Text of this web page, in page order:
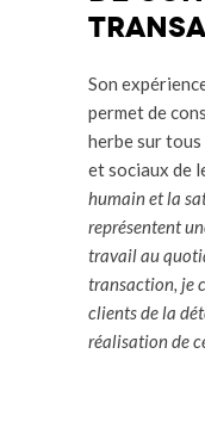
Son
permet de
herbe sur
et sociaux de
humain et la
représentent
travail au
transaction, je
clients de la
réalisation de